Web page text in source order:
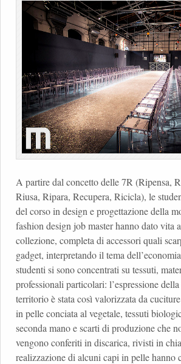
A partire dal concetto delle 7R (Ripensa,
Riusa, Ripara, Recupera, Ricicla), le
del corso in design e progettazione della
fashion design job master hanno dato vita
collezione, completa di accessori quali
gadget, interpretando il tema
studenti si sono concentrati su tessuti,
professionali particolari: l’espressione
territorio è stata così valorizzata da
in pelle conciata al vegetale, tessuti
seconda mano e scarti di produzione che
vengono conferiti in discarica, rivisti in
realizzazione di alcuni capi in pelle hanno